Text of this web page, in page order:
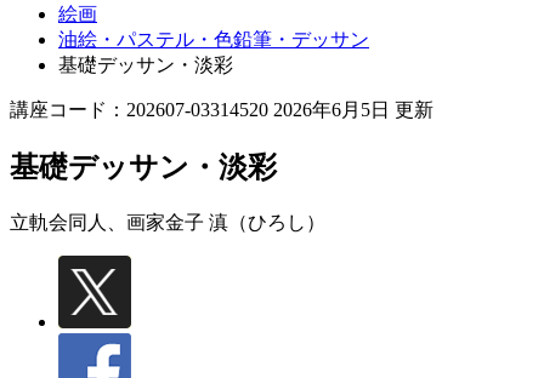
絵画
油絵・パステル・色鉛筆・デッサン
基礎デッサン・淡彩
講座コード：202607-03314520 2026年6月5日 更新
基礎デッサン・淡彩
立軌会同人、画家金子 滇（ひろし）